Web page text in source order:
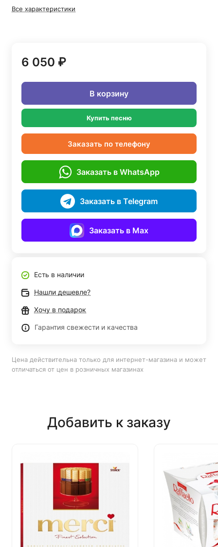
Все характеристики
6 050 ₽
В корзину
Купить песню
Заказать по телефону
Заказать в WhatsApp
Заказать в Telegram
Заказать в Max
Есть в наличии
Нашли дешевле?
Хочу в подарок
Гарантия свежести и качества
Цена действительна только для интернет-магазина и может
отличаться от цен в розничных магазинах
Добавить к заказу